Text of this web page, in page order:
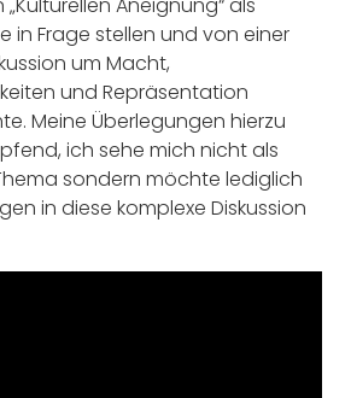
Aneignung“ als
in Frage stellen und von einer
um Macht,
und Repräsentation
Meine Überlegungen hierzu
ich sehe mich nicht als
sondern möchte lediglich
in diese komplexe Diskussion